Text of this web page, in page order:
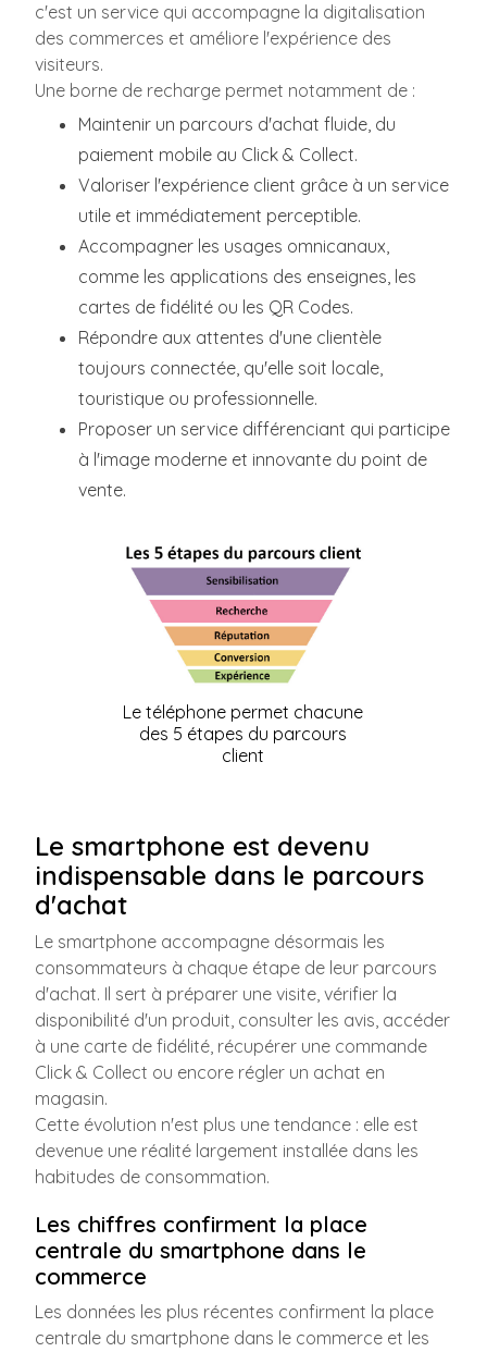
c'est un service qui accompagne la digitalisation
des commerces et améliore l'expérience des
visiteurs.
Une borne de recharge permet notamment de :
Maintenir un parcours d'achat fluide, du
paiement mobile au Click & Collect.
Valoriser l'expérience client grâce à un service
utile et immédiatement perceptible.
Accompagner les usages omnicanaux,
comme les applications des enseignes, les
cartes de fidélité ou les QR Codes.
Répondre aux attentes d'une clientèle
toujours connectée, qu'elle soit locale,
touristique ou professionnelle.
Proposer un service différenciant qui participe
à l'image moderne et innovante du point de
vente.
Le téléphone permet chacune
des 5 étapes du parcours
client
Le smartphone est devenu
indispensable dans le parcours
d'achat
Le smartphone accompagne désormais les
consommateurs à chaque étape de leur parcours
d'achat. Il sert à préparer une visite, vérifier la
disponibilité d'un produit, consulter les avis, accéder
à une carte de fidélité, récupérer une commande
Click & Collect ou encore régler un achat en
magasin.
Cette évolution n'est plus une tendance : elle est
devenue une réalité largement installée dans les
habitudes de consommation.
Les chiffres confirment la place
centrale du smartphone dans le
commerce
Les données les plus récentes confirment la place
centrale du smartphone dans le commerce et les